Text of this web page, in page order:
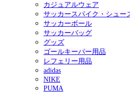
カジュアルウェア
サッカースパイク・シュー
サッカーボール
サッカーバッグ
グッズ
ゴールキーパー用品
レフェリー用品
adidas
NIKE
PUMA